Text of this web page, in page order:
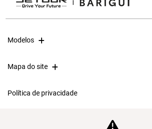
Modelos
Mapa do site
Política de privacidade
ESPAÇO BARIGUI AUTOMOVEIS LTDA